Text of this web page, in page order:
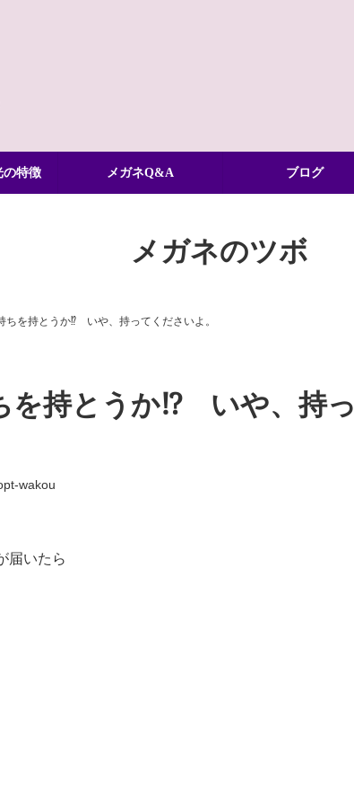
の特徴 メガネQ&A ブログ
メガネのツボ
ちを持とうか⁉ いや、持ってくださいよ。
を持とうか⁉ いや、持っ
wakou
届いたら